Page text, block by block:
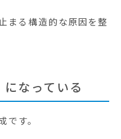
まる構造的な原因を整
なっている
す。